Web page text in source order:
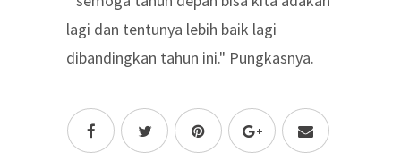
lagi dan tentunya lebih baik lagi
dibandingkan tahun ini." Pungkasnya.